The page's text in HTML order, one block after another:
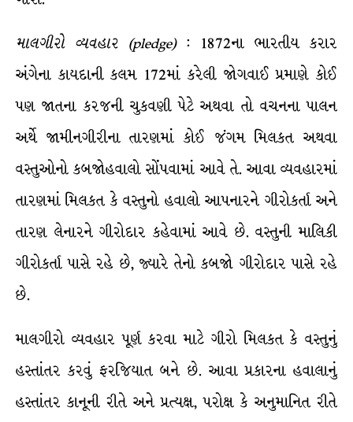
માલગીરો વ્યવહાર (pledge): 1872ના ભારતીય કરાર
અંગેના કાયદાની કલમ 172માં કરેલી જોગવાઈ પ્રમાણે કોઈ
પણ જાતના કરજની ચુકવણી પેટે અથવા તો વચનના પાલન
અર્થે જામીનગીરીના તારણમાં કોઈ જંગમ મિલકત અથવા
વસ્તુઓનો કબજોહવાલો સોંપવામાં આવે તે. આવા વ્યવહારમાં
તારણમાં મિલકત કે વસ્તુનો હવાલો આપનારને ગીરોકર્તા અને
તારણ લેનારને ગીરોદાર કહેવામાં આવે છે. વસ્તુની માલિકી
ગીરોકર્તા પાસે રહે છે, જ્યારે તેનો કબજો ગીરોદાર પાસે રહે
છે.
માલગીરો વ્યવહાર પૂર્ણ કરવા માટે ગીરો મિલકત કે વસ્તુનું
હસ્તાંતર કરવું ફરજિયાત બને છે. આવા પ્રકારના હવાલાનું
હસ્તાંતર કાનૂની રીતે અને પ્રત્યક્ષ, પરોક્ષ કે અનુમાનિત રીતે